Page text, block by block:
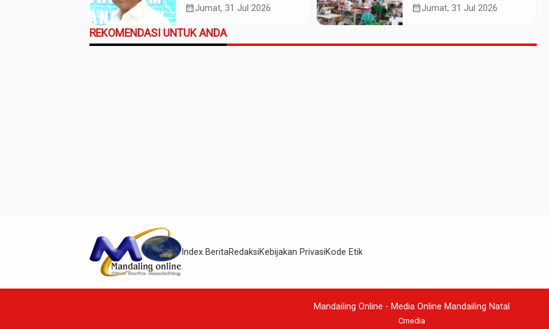
Termasuk Kampoeng
calendar_monthJumat, 31 Jul 2026
Industri Budaya dan
calendar_monthJumat, 31 Jul 2026
REKOMENDASI UNTUK ANDA
Index BeritaRedaksiKebijakan PrivasiKode Etik
Mandailing Online - Media Online Mandailing Natal
Cmedia